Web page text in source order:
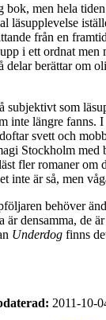
men hela
läsupplevelse
från en
i ett ordnat
delar berättar om
subjektivt som
inte längre fanns.
svett och
Stockholm
fler romaner om
inte är så, men
behöver
densamma, de
Underdog finns
2011-10-